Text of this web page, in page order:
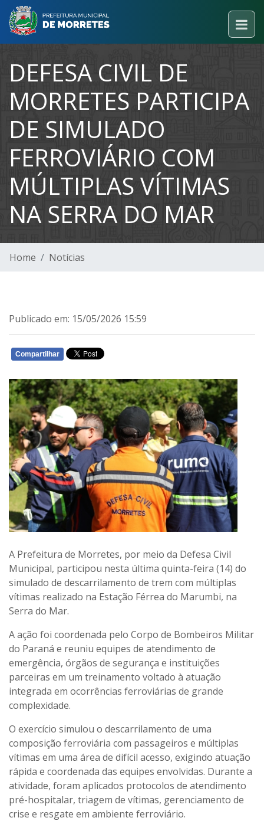
DEFESA CIVIL DE
MORRETES PARTICIPA
DE SIMULADO
FERROVIÁRIO COM
MÚLTIPLAS VÍTIMAS
NA SERRA DO MAR
Home Notícias
Publicado em: 15/05/2026 15:59
Compartilhar
A Prefeitura de Morretes, por meio da Defesa Civil
Municipal, participou nesta última quinta-feira (14) do
simulado de descarrilamento de trem com múltiplas
vítimas realizado na Estação Férrea do Marumbi, na
Serra do Mar.
A ação foi coordenada pelo Corpo de Bombeiros Militar
do Paraná e reuniu equipes de atendimento de
emergência, órgãos de segurança e instituições
parceiras em um treinamento voltado à atuação
integrada em ocorrências ferroviárias de grande
complexidade.
O exercício simulou o descarrilamento de uma
composição ferroviária com passageiros e múltiplas
vítimas em uma área de difícil acesso, exigindo atuação
rápida e coordenada das equipes envolvidas. Durante a
atividade, foram aplicados protocolos de atendimento
pré-hospitalar, triagem de vítimas, gerenciamento de
crise e resgate em ambiente ferroviário.